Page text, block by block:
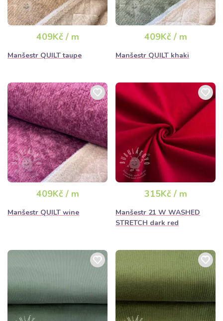
409Kč / m
Manšestr QUILT taupe
409Kč / m
Manšestr QUILT khaki
409Kč / m
Manšestr QUILT wine
315Kč / m
Manšestr 21 W WASHED
STRETCH dark red